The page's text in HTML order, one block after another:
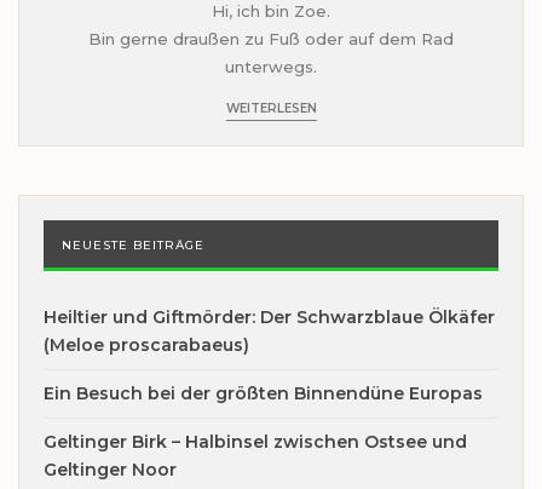
Hi, ich bin Zoe.
Bin gerne draußen zu Fuß oder auf dem Rad
unterwegs.
WEITERLESEN
NEUESTE BEITRÄGE
Heiltier und Giftmörder: Der Schwarzblaue Ölkäfer
(Meloe proscarabaeus)
Ein Besuch bei der größten Binnendüne Europas
Geltinger Birk – Halbinsel zwischen Ostsee und
Geltinger Noor